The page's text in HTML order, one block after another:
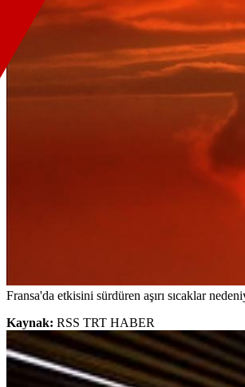
Fransa'da etkisini sürdüren aşırı sıcaklar
Kaynak: RSS TRT HABER